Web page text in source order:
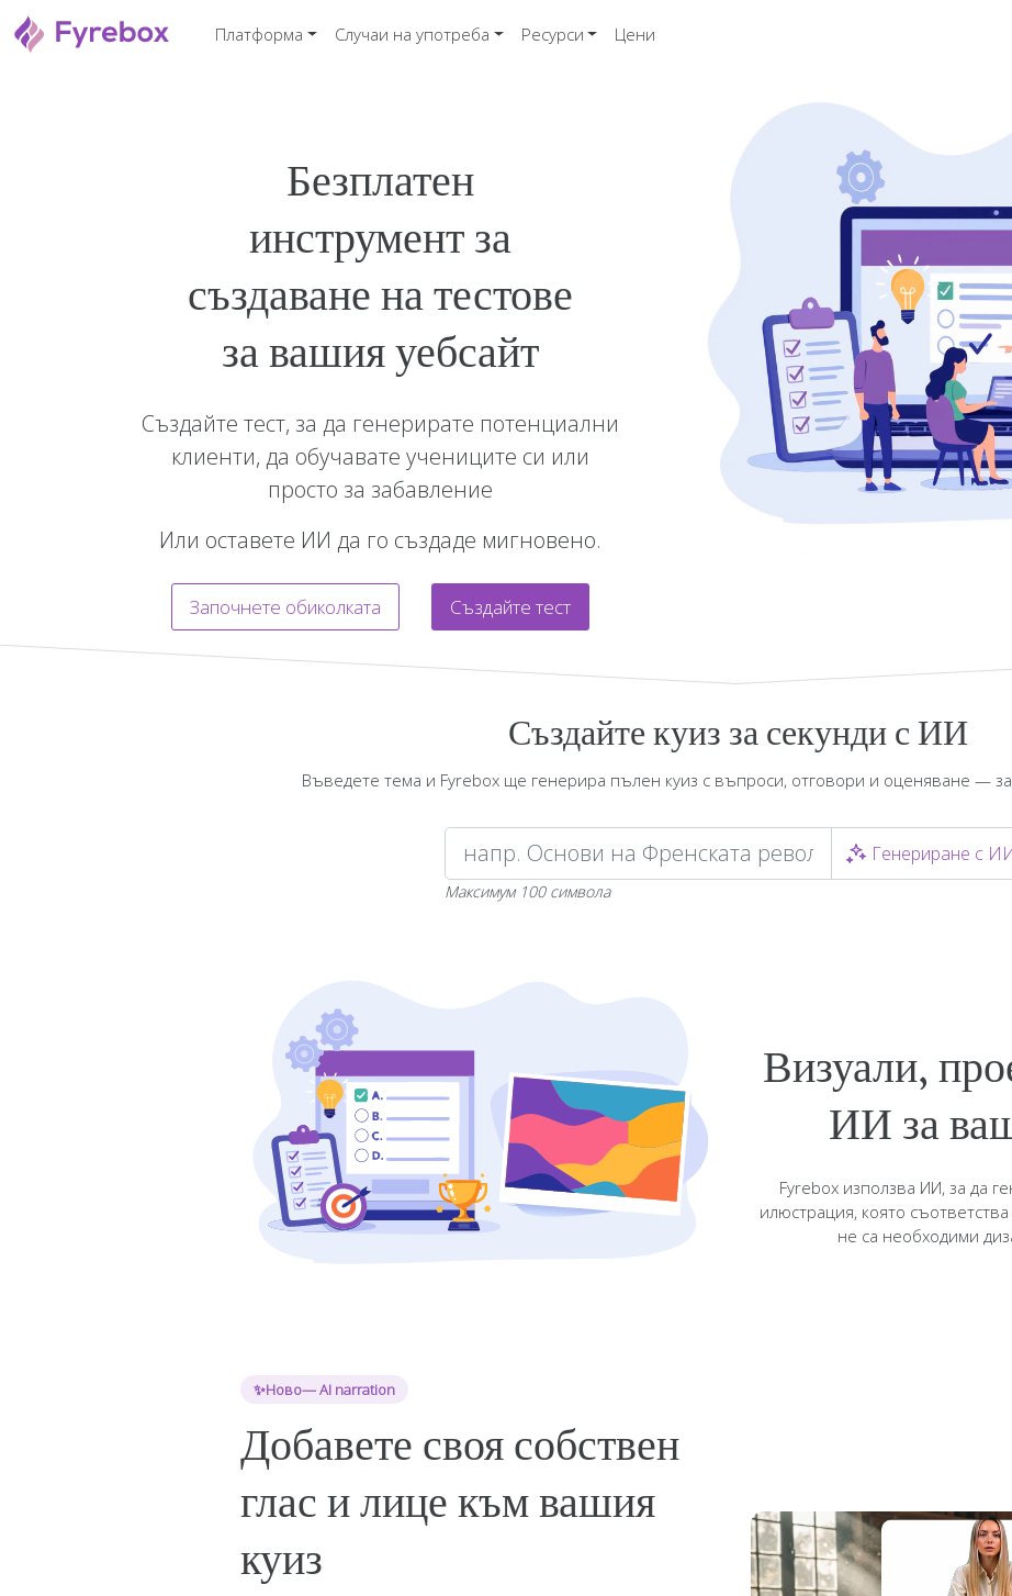
Платформа Случаи на употреба Ресурси Цени
Безплатен
инструмент за
създаване на тестове
за вашия уебсайт
Създайте тест, за да генерирате потенциални
клиенти, да обучавате учениците си или
просто за забавление
Или оставете ИИ да го създаде мигновено.
Започнете обиколката Създайте тест
Създайте куиз за секунди с ИИ
Въведете тема и Fyrebox ще генерира пълен куиз с въпроси, отговори и оценяване —
Генериране с
Максимум 100 символа
Визуали,
ИИ за
Fyrebox използва ИИ, за да
илюстрация, която
не са необходими
✨Ново— AI narration
Добавете своя собствен
глас и лице към вашия
куиз